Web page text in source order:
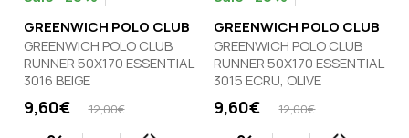
GREENWICH POLO CLUB
GREENWICH POLO CLUB
RUNNER 50Χ170 ESSENTIAL
3016 BEIGE
12,00€
9,60€
GREENWICH POLO CLUB
GREENWICH POLO CLUB
RUNNER 50Χ170 ESSENTIAL
3015 ECRU, OLIVE
12,00€
9,60€